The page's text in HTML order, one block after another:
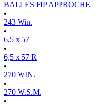
BALLES FIP APPROCHE
•
243 Win.
•
6,5 x 57
•
6,5 x 57 R
•
270 WIN.
•
270 W.S.M.
•